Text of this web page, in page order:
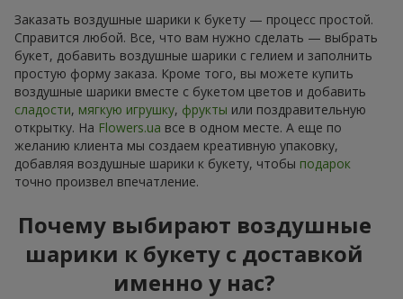
Заказать воздушные шарики к букету — процесс простой.
Справится любой. Все, что вам нужно сделать — выбрать
букет, добавить воздушные шарики с гелием и заполнить
простую форму заказа. Кроме того, вы можете купить
воздушные шарики вместе с букетом цветов и добавить
сладости, мягкую игрушку, фрукты или поздравительную
открытку. На Flowers.ua все в одном месте. А еще по
желанию клиента мы создаем креативную упаковку,
добавляя воздушные шарики к букету, чтобы подарок
точно произвел впечатление.
Почему выбирают воздушные
шарики к букету с доставкой
именно у нас?